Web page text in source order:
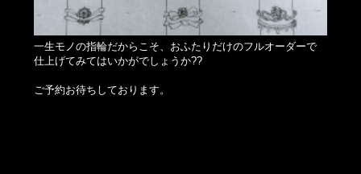
一生モノの指輪だからこそ、おふたりだけのフルオーダーで
仕上げてみてはいかがでしょうか??
ご予約お待ちしております。